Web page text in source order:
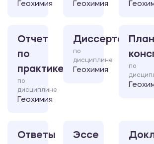
Геохимия Геохимия
Отчет
по
практике
по
дисциплине
Геохимия
Диссертация
по
дисциплине
Геохимия
по
Ответы
Эссе